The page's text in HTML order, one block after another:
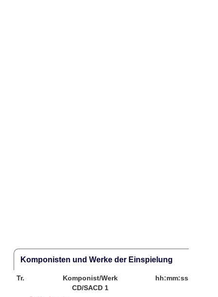
Komponisten und Werke der Einspielung
Tr. Komponist/Werk
hh:mm:ss
CD/SACD 1